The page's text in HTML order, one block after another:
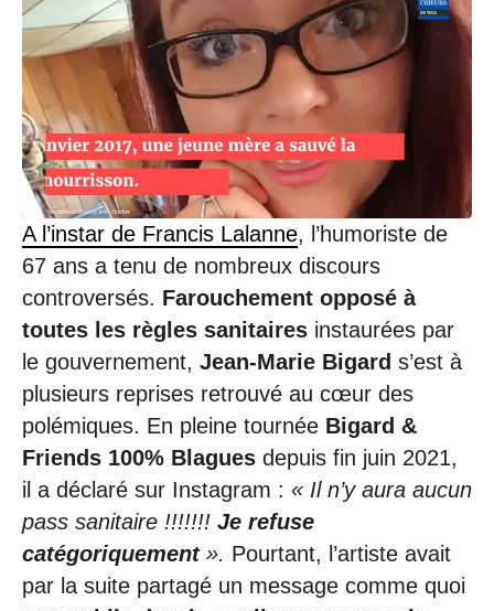
A l’instar de Francis Lalanne, l’humoriste de
67 ans a tenu de nombreux discours
controversés. Farouchement opposé à
toutes les règles sanitaires instaurées par
le gouvernement, Jean-Marie Bigard s’est à
plusieurs reprises retrouvé au cœur des
polémiques. En pleine tournée Bigard &
Friends 100% Blagues depuis fin juin 2021,
il a déclaré sur Instagram : « Il n’y aura aucun
pass sanitaire !!!!!!! Je refuse
catégoriquement». Pourtant, l’artiste avait
par la suite partagé un message comme quoi